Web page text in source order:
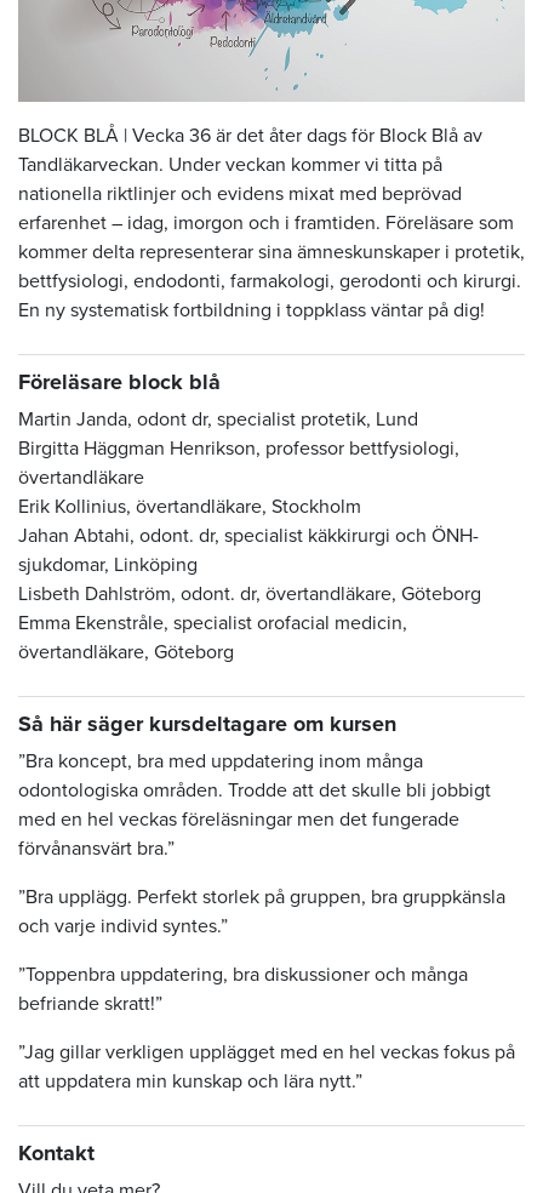
BLOCK BLÅ | Vecka 36 är det åter dags för Block Blå av
Tandläkarveckan. Under veckan kommer vi titta på
nationella riktlinjer och evidens mixat med beprövad
erfarenhet – idag, imorgon och i framtiden. Föreläsare som
kommer delta representerar sina ämneskunskaper i protetik,
bettfysiologi, endodonti, farmakologi, gerodonti och kirurgi.
En ny systematisk fortbildning i toppklass väntar på dig!
Föreläsare block blå
Martin Janda, odont dr, specialist protetik, Lund
Birgitta Häggman Henrikson, professor bettfysiologi,
övertandläkare
Erik Kollinius, övertandläkare, Stockholm
Jahan Abtahi, odont. dr, specialist käkkirurgi och ÖNH-
sjukdomar, Linköping
Lisbeth Dahlström, odont. dr, övertandläkare, Göteborg
Emma Ekenstråle, specialist orofacial medicin,
övertandläkare, Göteborg
Så här säger kursdeltagare om kursen
”Bra koncept, bra med uppdatering inom många
odontologiska områden. Trodde att det skulle bli jobbigt
med en hel veckas föreläsningar men det fungerade
förvånansvärt bra.”
”Bra upplägg. Perfekt storlek på gruppen, bra gruppkänsla
och varje individ syntes.”
”Toppenbra uppdatering, bra diskussioner och många
befriande skratt!”
”Jag gillar verkligen upplägget med en hel veckas fokus på
att uppdatera min kunskap och lära nytt.”
Kontakt